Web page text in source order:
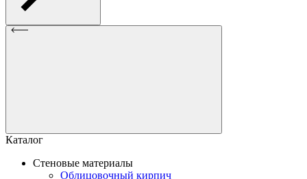
Каталог
Стеновые материалы
Облицовочный кирпич